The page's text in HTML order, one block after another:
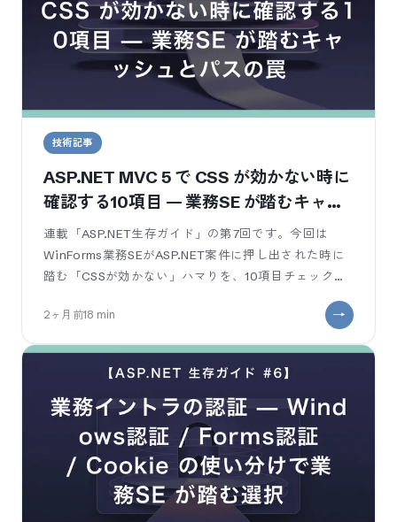
技術記事
ASP.NET MVC 5 で CSS が効かない時に
確認する10項目 — 業務SE が踏むキャッ
シュとパスの罠
連載「ASP.NET生存ガイド」の第7回です。今回は
WinForms業務SEがASP.NET案件に押し出された時に
踏む「CSSが効かない」ハマりを、10項目チェックリ
2ヶ月前18 min